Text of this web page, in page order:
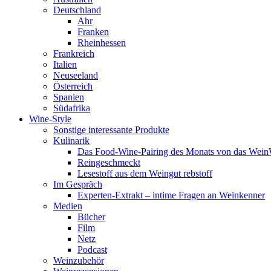
Deutschland
Ahr
Franken
Rheinhessen
Frankreich
Italien
Neuseeland
Österreich
Spanien
Südafrika
Wine-Style
Sonstige interessante Produkte
Kulinarik
Das Food-Wine-Pairing des Monats von das
Reingeschmeckt
Lesestoff aus dem Weingut rebstoff
Im Gespräch
Experten-Extrakt – intime Fragen an Weinkenner
Medien
Bücher
Film
Netz
Podcast
Weinzubehör